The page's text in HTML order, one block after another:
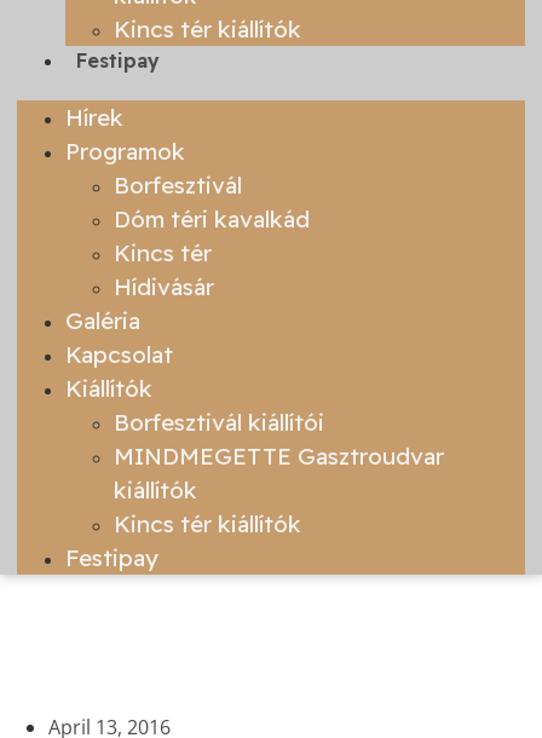
Kincs tér kiállítók
Festipay
Hírek
Programok
Borfesztivál
Dóm téri kavalkád
Kincs tér
Hídivásár
Galéria
Kapcsolat
Kiállítók
Borfesztivál kiállítói
MINDMEGETTE Gasztroudvar
kiállítók
Kincs tér kiállítók
Festipay
April 13, 2016